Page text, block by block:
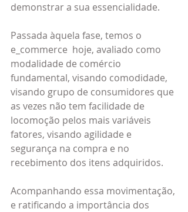
demonstrar a sua essencialidade.
Passada àquela fase, temos o
e_commerce  hoje, avaliado como
modalidade de comércio
fundamental, visando comodidade,
visando grupo de consumidores que
as vezes não tem facilidade de
locomoção pelos mais variáveis
fatores, visando agilidade e
segurança na compra e no
recebimento dos itens adquiridos.
Acompanhando essa movimentação,
e ratificando a importância dos